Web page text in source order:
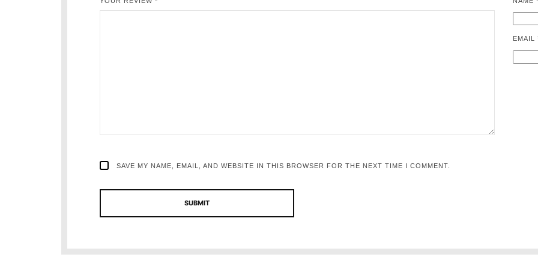
EMAIL
SAVE MY NAME, EMAIL, AND WEBSITE IN THIS BROWSER FOR THE NEXT TIME I COMMENT.